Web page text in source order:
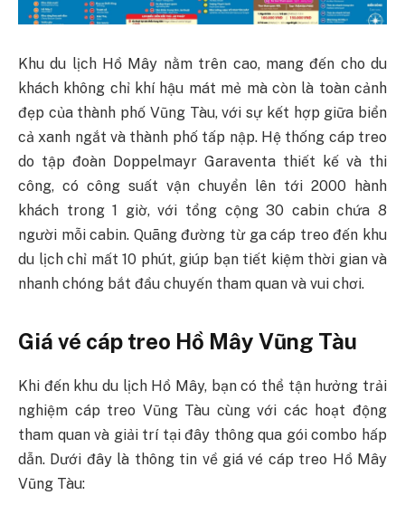
Khu du lịch Hồ Mây nằm trên cao, mang đến cho du
khách không chỉ khí hậu mát mẻ mà còn là toàn cảnh
đẹp của thành phố Vũng Tàu, với sự kết hợp giữa biển
cả xanh ngắt và thành phố tấp nập. Hệ thống cáp treo
do tập đoàn Doppelmayr Garaventa thiết kế và thi
công, có công suất vận chuyển lên tới 2000 hành
khách trong 1 giờ, với tổng cộng 30 cabin chứa 8
người mỗi cabin. Quãng đường từ ga cáp treo đến khu
du lịch chỉ mất 10 phút, giúp bạn tiết kiệm thời gian và
nhanh chóng bắt đầu chuyến tham quan và vui chơi.
Giá vé cáp treo Hồ Mây Vũng Tàu
Khi đến khu du lịch Hồ Mây, bạn có thể tận hưởng trải
nghiệm cáp treo Vũng Tàu cùng với các hoạt động
tham quan và giải trí tại đây thông qua gói combo hấp
dẫn. Dưới đây là thông tin về giá vé cáp treo Hồ Mây
Vũng Tàu: